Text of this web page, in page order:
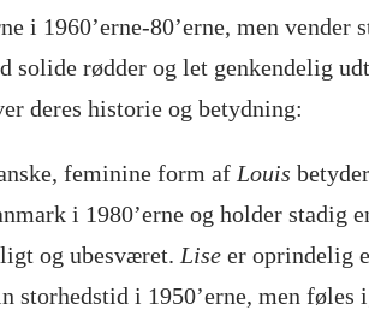
i 1960’erne-80’erne, men
solide rødder og let genkendelig
deres historie og betydning:
feminine form af Louis
i 1980’erne og holder stadig
og ubesværet. Lise er oprindelig
storhedstid i 1950’erne, men